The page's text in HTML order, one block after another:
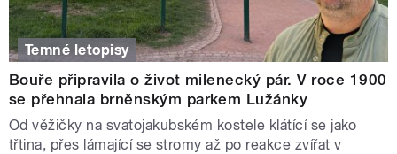
Temné letopisy
Bouře připravila o život milenecký pár. V roce 1900
se přehnala brněnským parkem Lužánky
Od věžičky na svatojakubském kostele klátící se jako
třtina, přes lámající se stromy až po reakce zvířat v